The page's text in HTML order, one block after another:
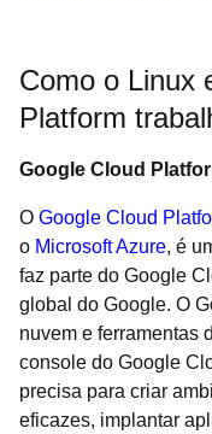
Como o Linux
Platform
Google Cloud
O Google Cloud
o Microsoft Azure, é
faz parte do Google
global do Google. O
nuvem e ferramentas
console do Google
precisa para criar
eficazes, implantar